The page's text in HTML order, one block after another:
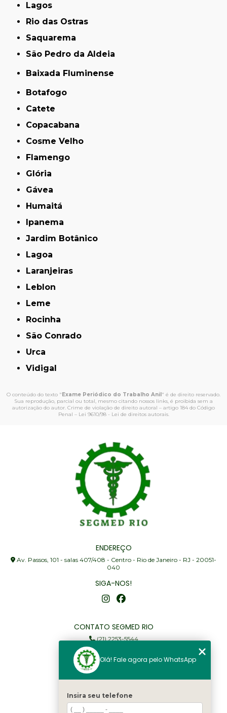
Lagos
Rio das Ostras
Saquarema
São Pedro da Aldeia
Baixada Fluminense
Botafogo
Catete
Copacabana
Cosme Velho
Flamengo
Glória
Gávea
Humaitá
Ipanema
Jardim Botânico
Lagoa
Laranjeiras
Leblon
Leme
Rocinha
São Conrado
Urca
Vidigal
O conteúdo do texto " Exame Periódico do Trabalho Anil " é de direito reservado.
Sua reprodução, parcial ou total, mesmo citando nossos links, é proibida sem a
autorização do autor. Crime de violação de direito autoral – artigo 184 do Código
Penal – Lei 9610/98 - Lei de direitos autorais.
ENDEREÇO
Av. Passos, 101 - salas 407/408 - Centro - Rio de Janeiro - RJ - 20051-
040
SIGA-NOS!
CONTATO SEGMED RIO
(21) 2253-5544
(21) 97905-3352
segmed@segmedrio.com.br
MENU
Home
Olá! Fale agora pelo WhatsApp
Insira seu telefone